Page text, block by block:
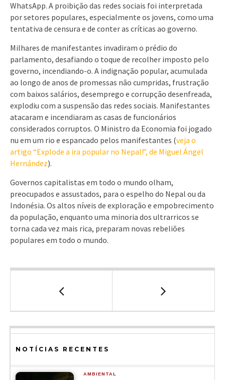
WhatsApp. A proibição das redes sociais foi interpretada
por setores populares, especialmente os jovens, como uma
tentativa de censura e de conter as críticas ao governo.
Milhares de manifestantes invadiram o prédio do
parlamento, desafiando o toque de recolher imposto pelo
governo, incendiando-o. A indignação popular, acumulada
ao longo de anos de promessas não cumpridas, frustração
com baixos salários, desemprego e corrupção desenfreada,
explodiu com a suspensão das redes sociais. Manifestantes
atacaram e incendiaram as casas de funcionários
considerados corruptos. O Ministro da Economia foi jogado
nu em um rio e espancado pelos manifestantes (veja o
artigo “Explode a ira popular no Nepal!”, de Miguel Ángel
Hernández).
Governos capitalistas em todo o mundo olham,
preocupados e assustados, para o espelho do Nepal ou da
Indonésia. Os altos níveis de exploração e empobrecimento
da população, enquanto uma minoria dos ultrarricos se
torna cada vez mais rica, preparam novas rebeliões
populares em todo o mundo.
NOTÍCIAS RECENTES
AMBIENTAL